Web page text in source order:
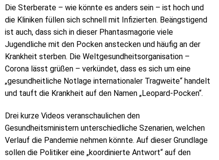
Die Sterberate – wie könnte es anders sein – ist hoch und
die Kliniken füllen sich schnell mit Infizierten. Beängstigend
ist auch, dass sich in dieser Phantasmagorie viele
Jugendliche mit den Pocken anstecken und häufig an der
Krankheit sterben. Die Weltgesundheitsorganisation –
Corona lässt grüßen – verkündet, dass es sich um eine
„gesundheitliche Notlage internationaler Tragweite“ handelt
und tauft die Krankheit auf den Namen „Leopard-Pocken“.
Drei kurze Videos veranschaulichen den
Gesundheitsministern unterschiedliche Szenarien, welchen
Verlauf die Pandemie nehmen könnte. Auf dieser Grundlage
sollen die Politiker eine „koordinierte Antwort“ auf den